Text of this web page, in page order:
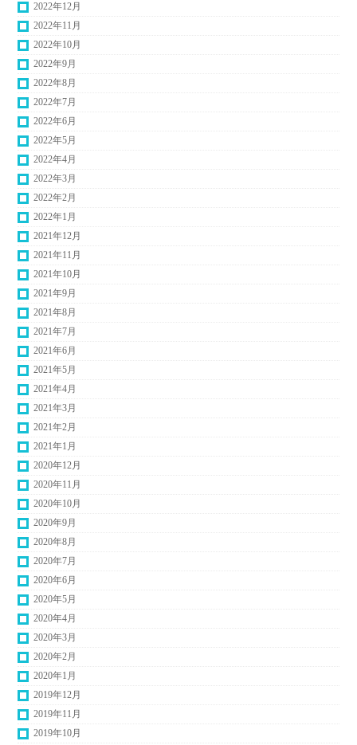
2022年12月
2022年11月
2022年10月
2022年9月
2022年8月
2022年7月
2022年6月
2022年5月
2022年4月
2022年3月
2022年2月
2022年1月
2021年12月
2021年11月
2021年10月
2021年9月
2021年8月
2021年7月
2021年6月
2021年5月
2021年4月
2021年3月
2021年2月
2021年1月
2020年12月
2020年11月
2020年10月
2020年9月
2020年8月
2020年7月
2020年6月
2020年5月
2020年4月
2020年3月
2020年2月
2020年1月
2019年12月
2019年11月
2019年10月